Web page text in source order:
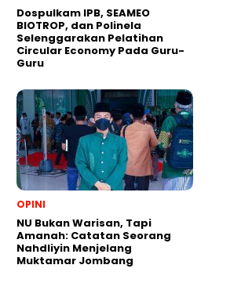
Dospulkam IPB, SEAMEO
BIOTROP, dan Polinela
Selenggarakan Pelatihan
Circular Economy Pada Guru-
Guru
OPINI
NU Bukan Warisan, Tapi
Amanah: Catatan Seorang
Nahdliyin Menjelang
Muktamar Jombang